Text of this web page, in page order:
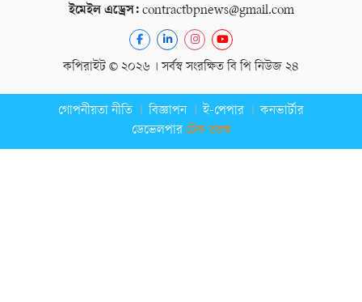
ইমেইল এড্রেস:contractbpnews@gmail.com
কপিরাইট © ২০২৬ । সর্বস্ব সংরক্ষিত বি পি নিউজ ২৪
গোপনীয়তা নীতি বিজ্ঞাপন ই-পেপার
কনভার্টার
ডেভেলপার টেক তরঙ্গ